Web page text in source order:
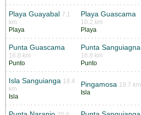
Playa Guayabal 7.1
km
Playa
Playa Guascama
10.2 km
Playa
Punta Guascama
16.8 km
Punto
Punta Sanguiagna
16.8 km
Punto
Isla Sanguianga 18.4
km
Isla
Pingamosa 19.7 km
Isla